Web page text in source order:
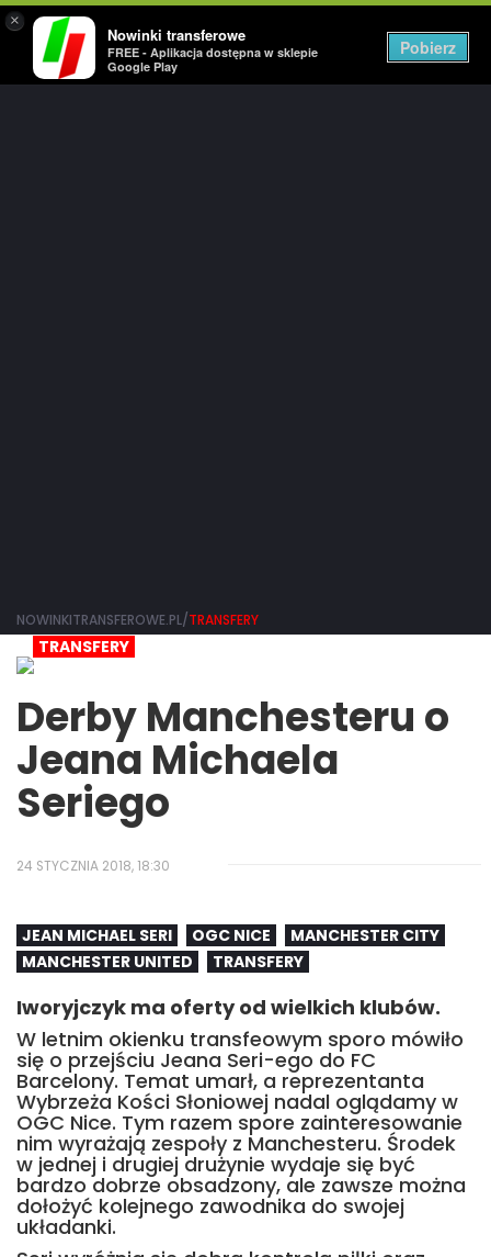
×
Nowinki transferowe
FREE - Aplikacja dostępna w sklepie
Google Play
Pobierz
NOWINKITRANSFEROWE.PL/TRANSFERY
TRANSFERY
Derby Manchesteru o
Jeana Michaela
Seriego
24 STYCZNIA 2018, 18:30
JEAN MICHAEL SERI OGC NICE
MANCHESTER CITY
MANCHESTER UNITED
TRANSFERY
Iworyjczyk ma oferty od wielkich klubów.
W letnim okienku transfeowym sporo mówiło
się o przejściu Jeana Seri-ego do FC
Barcelony. Temat umarł, a reprezentanta
Wybrzeża Kości Słoniowej nadal oglądamy w
OGC Nice. Tym razem spore zainteresowanie
nim wyrażają zespoły z Manchesteru. Środek
w jednej i drugiej drużynie wydaje się być
bardzo dobrze obsadzony, ale zawsze można
dołożyć kolejnego zawodnika do swojej
układanki.